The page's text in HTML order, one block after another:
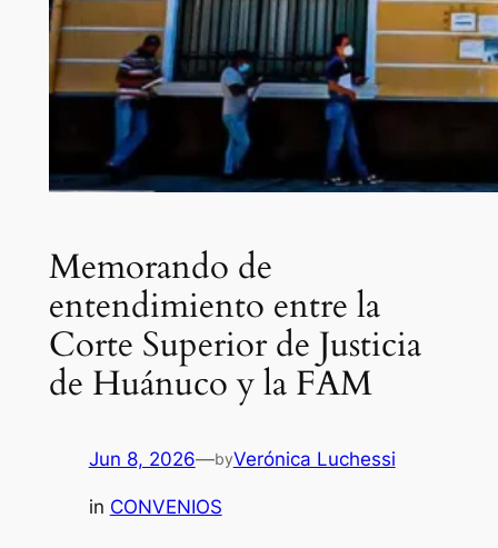
Memorando de
entendimiento entre la
Corte Superior de Justicia
de Huánuco y la FAM
Jun 8, 2026—byVerónica Luchessi
in CONVENIOS